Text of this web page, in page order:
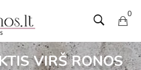
0
VIRŠ RONOS